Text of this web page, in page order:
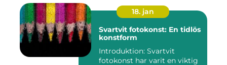
18. jan
Svartvit fotokonst: En tidlös
konstform
Introduktion: Svartvit
fotokonst har varit en viktig